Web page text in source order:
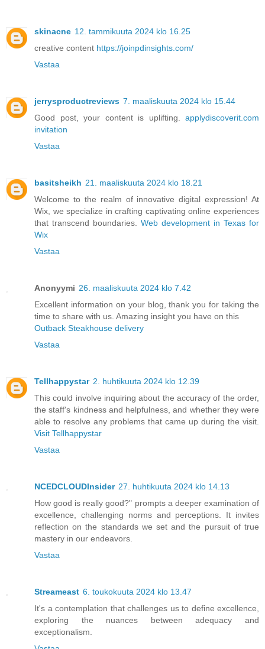
skinacne 12. tammikuuta 2024 klo 16.25
creative content https://joinpdinsights.com/
Vastaa
jerrysproductreviews 7. maaliskuuta 2024 klo 15.44
Good post, your content is uplifting. applydiscoverit.com
invitation
Vastaa
basitsheikh 21. maaliskuuta 2024 klo 18.21
Welcome to the realm of innovative digital expression! At
Wix, we specialize in crafting captivating online experiences
that transcend boundaries. Web development in Texas for
Wix
Vastaa
Anonyymi 26. maaliskuuta 2024 klo 7.42
Excellent information on your blog, thank you for taking the
time to share with us. Amazing insight you have on this
Outback Steakhouse delivery
Vastaa
Tellhappystar 2. huhtikuuta 2024 klo 12.39
This could involve inquiring about the accuracy of the order,
the staff's kindness and helpfulness, and whether they were
able to resolve any problems that came up during the visit.
Visit Tellhappystar
Vastaa
NCEDCLOUDInsider 27. huhtikuuta 2024 klo 14.13
How good is really good?" prompts a deeper examination of
excellence, challenging norms and perceptions. It invites
reflection on the standards we set and the pursuit of true
mastery in our endeavors.
Vastaa
Streameast 6. toukokuuta 2024 klo 13.47
It's a contemplation that challenges us to define excellence,
exploring the nuances between adequacy and
exceptionalism.